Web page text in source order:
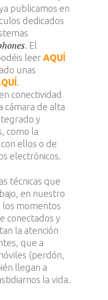
publicamos en
dedicados
. El
leer AQUÍ
unas
conectividad
cámara de alta
y
como la
ellos o de
electrónicos.
técnicas que
en nuestro
los momentos
conectados y
la atención
que a
(perdón,
llegan a
la vida.